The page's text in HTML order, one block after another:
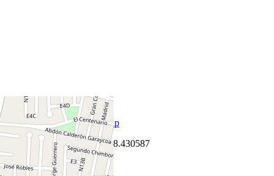
Leaflet |©OpenStreetMap
Coordenadas:
-0.072081,-78.430587
Cómo llegar